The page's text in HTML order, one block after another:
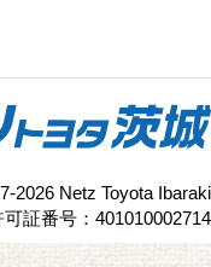
2026 Netz Toyota Ibaraki
証番号：401010002714